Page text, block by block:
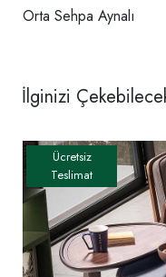
Orta Sehpa Aynalı
İlginizi